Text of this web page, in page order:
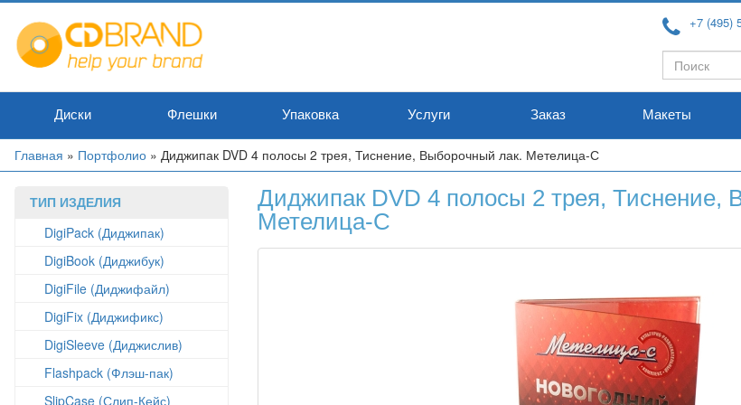
Перейти
основному
содержанию
+7 (495)
Форма
поиска
Поиск
Диски Флешки Упаковка Услуги Заказ Макеты
Вы
Главная » Портфолио » Диджипак DVD 4 полосы 2 трея, Тиснение, Выборочный лак. Метелица-С
ТИП ИЗДЕЛИЯ
DigiPack (Диджипак)
DigiBook (Диджибук)
DigiFile (Диджифайл)
DigiFix (Диджификс)
DigiSleeve (Диджислив)
Flashpack (Флэш-пак)
SlipCase (Слип-Кейс)
Диджипак DVD 4 полосы 2 трея, Тиснение,
Метелица-С